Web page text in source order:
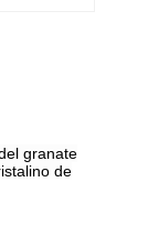
granate
de